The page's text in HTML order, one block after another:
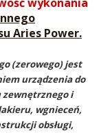
Aries Power.
(zerowego) jest
urządzenia do
i
wgnieceń,
obsługi,